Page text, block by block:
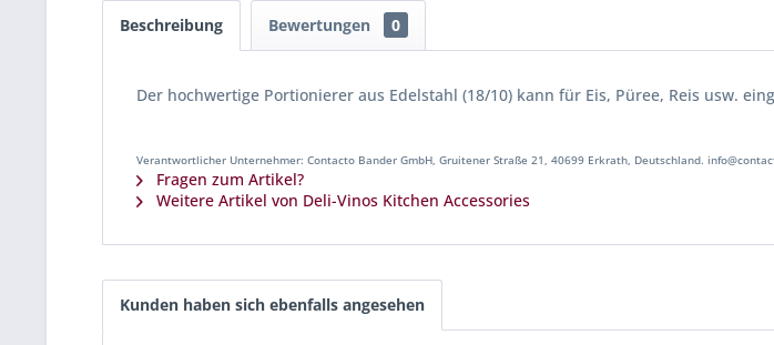
Beschreibung Bewertungen 0
Der hochwertige Portionierer aus Edelstahl (18/10) kann für Eis, Püree, Reis usw.
Verantwortlicher Unternehmer: Contacto Bander GmbH, Gruitener Straße 21, 40699 Erkrath, Deutschland.
Fragen zum Artikel?
Weitere Artikel von Deli-Vinos Kitchen Accessories
Kunden haben sich ebenfalls angesehen